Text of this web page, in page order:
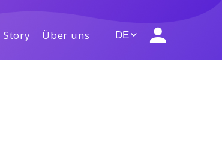
Story Über uns DE